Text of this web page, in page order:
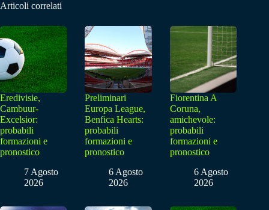
Articoli correlati
Eredivisie,
Cambuur-
Excelsior:
probabili
formazioni e
pronostico
7 Agosto
2026
Preliminari
Europa League,
Benfica Hearts:
probabili
formazioni e
pronostico
6 Agosto
2026
Fiorentina A
Coruna,
amichevole:
probabili
formazioni e
pronostico
6 Agosto
2026